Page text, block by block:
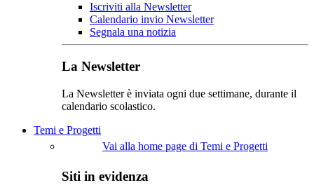
Iscriviti alla Newsletter
Calendario invio Newsletter
Segnala una notizia
La Newsletter
La Newsletter è inviata ogni due settimane, durante il
calendario scolastico.
Temi e Progetti
Vai alla home page di Temi e Progetti
Siti in evidenza